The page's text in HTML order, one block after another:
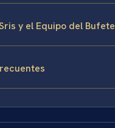
y el Equipo del Bufete